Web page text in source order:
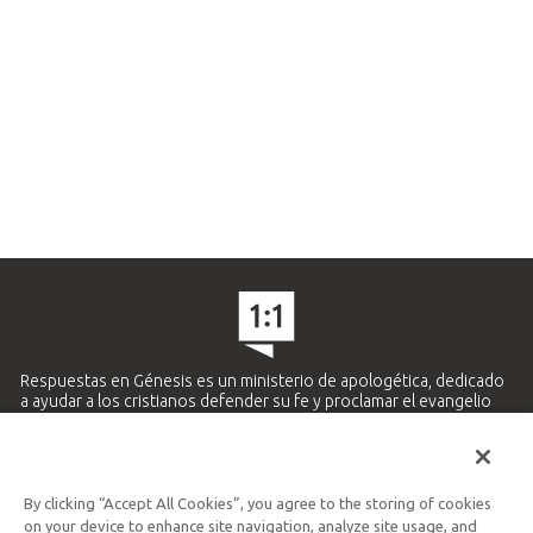
Respuestas en Génesis es un ministerio de apologética, dedicado
a ayudar a los cristianos defender su fe y proclamar el evangelio
Ministerio Hispano y Latinoamericano
By clicking “Accept All Cookies”, you agree to the storing of cookies
on your device to enhance site navigation, analyze site usage, and